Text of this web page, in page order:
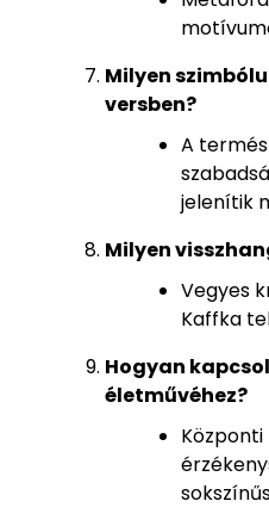
Milyen
versben?
A
jelenítik
Milyen
Vegyes
Kaffka
Hogyan
életművéhez?